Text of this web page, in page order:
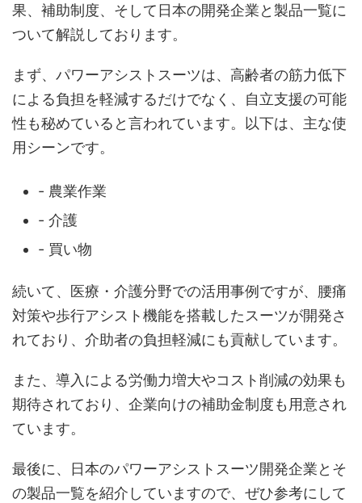
果、補助制度、そして日本の開発企業と製品一覧に
ついて解説しております。
まず、パワーアシストスーツは、高齢者の筋力低下
による負担を軽減するだけでなく、自立支援の可能
性も秘めていると言われています。以下は、主な使
用シーンです。
- 農業作業
- 介護
- 買い物
続いて、医療・介護分野での活用事例ですが、腰痛
対策や歩行アシスト機能を搭載したスーツが開発さ
れており、介助者の負担軽減にも貢献しています。
また、導入による労働力増大やコスト削減の効果も
期待されており、企業向けの補助金制度も用意され
ています。
最後に、日本のパワーアシストスーツ開発企業とそ
の製品一覧を紹介していますので、ぜひ参考にして